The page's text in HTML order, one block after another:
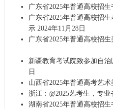
广东省2025年普通高校招
广东省2025年普通高校招
示2024年11月28日
广东省2025年普通高校招
新疆教育考试院致参加自
日
山西省2025年普通高考艺
浙江：@2025艺考生，专业
湖南省2025年普通高校招